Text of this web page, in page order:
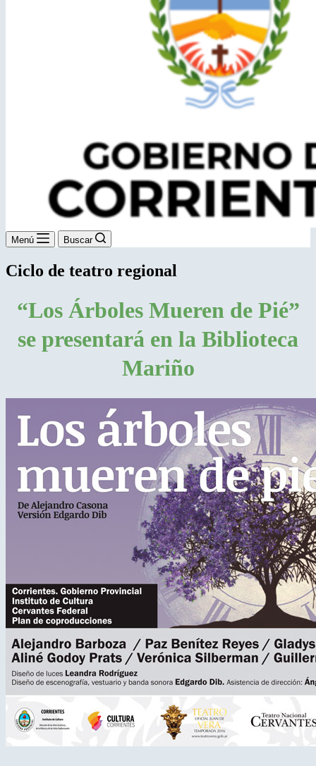
Menú Buscar
Ciclo de teatro regional
“Los Árboles Mueren de Pié”
se presentará en la Biblioteca
Mariño